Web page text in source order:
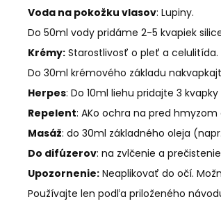
Voda na pokožku vlasov: Lupiny.
Do 50ml vody pridáme 2-5 kvapiek
Krémy: Starostlivosť o pleť a celulitída.
Do 30ml krémového základu
Herpes: Do 10ml liehu pridajte 3
Repelent: AKo ochra na pred
Masáž: do 30ml základného oleja
Do difúzerov: na zvlčenie a
Upozornenie: Neaplikovať do očí.
Používajte len podľa priloženého